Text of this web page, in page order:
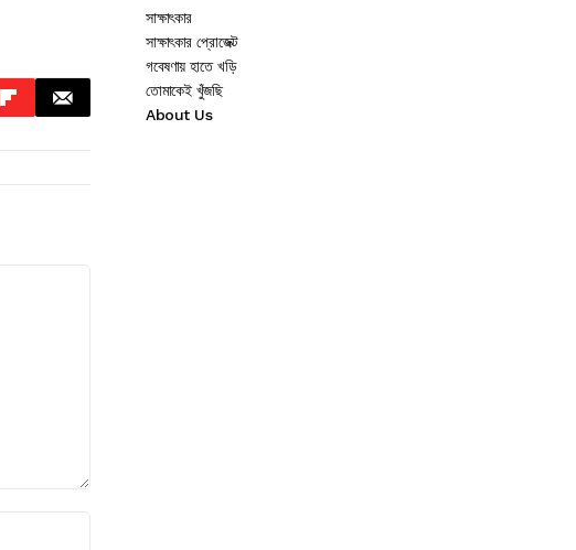
সাক্ষাৎকার
সাক্ষাৎকার প্রোজেক্ট
গবেষণায় হাতে খড়ি
তোমাকেই খুঁজছি
About Us